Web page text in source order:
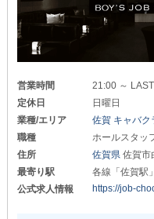
共に夢を叶えましょう！
>>>>>>>>>>>>>>>>>>>>
＼アルバイトも募集中／
◯ドライバー：時給1,000円
《週2日～3日》のシフトで
スキマ時間を活用して働け
>>>>>>>>>>>>>>>>>>>>
◆体験入社も随時受付中◆
店長・幹部候補
⇒月給22万円※3ヶ月間研修
幹部候補として採用された場
お仕事のモチベーションを
高く保てるのも魅力です！
《アルバイト》
ホールスタッフ・ボーイ
送りドライバー
⇒時給1,300円以上
営業時間
21:00 ～ LAST
定休日
日曜日
業種/エリア
佐賀 キャバク
職種
ホールスタッ
住所
佐賀県佐賀市
最寄り駅
各線「佐賀駅
公式求人情報
https://job-